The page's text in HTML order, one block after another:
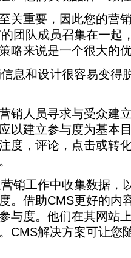
关重要，因此您的营
团队成员召集在一起
略来说是一个很大的
息和设计很容易变得
销人员寻求与受众建
以建立参与度为基本
度，评论，点击或转
销工作中收集数据，
。借助CMS更好的内
与度。他们在其网站
CMS解决方案可让您